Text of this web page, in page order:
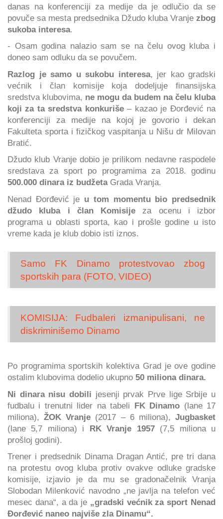
danas na konferenciji za medije da je odlučio da se
povuče sa mesta predsednika Džudo kluba Vranje zbog
sukoba interesa.
- Osam godina nalazio sam se na čelu ovog kluba i
doneo sam odluku da se povučem.
Razlog je samo u sukobu interesa, jer kao gradski
većnik i član komisije koja dodeljuje finansijska
sredstva klubovima, ne mogu da budem na čelu kluba
koji za ta sredstva konkuriše– kazao je Đorđević na
konferenciji za medije na kojoj je govorio i dekan
Fakulteta sporta i fizičkog vaspitanja u Nišu dr Milovan
Bratić.
Džudo klub Vranje dobio je prilikom nedavne raspodele
sredstava za sport po programima za 2018. godinu
500.000 dinara iz budžetaGrada Vranja.
Nenad Đorđević je u tom momentu bio predsednik
džudo kluba i član Komisije za ocenu i izbor
programa u oblasti sporta, kao i prošle godine u isto
vreme kada je klub dobio isti iznos.
Samo FK Dinamo protestvovao zbog
sportskih para (FOTO, VIDEO)
KOMISIJA: Fudbaleri izmanipulisani, ne
diskriminišemo Dinamo
Po programima sportskih kolektiva Grad je ove godine
ostalim klubovima dodelio ukupno 50 miliona dinara.
Ni dinara nisu dobili jesenji prvak Prve lige Srbije u
fudbalu i trenutni lider na tabeli FK Dinamo (lane 17
miliona),ŽOK Vranje (2017 – 6 miliona),Jugbasket
(lane 5,7 miliona) i RK Vranje 1957(7,5 miliona u
prošloj godini).
Trener i predsednik Dinama Dragan Antić, pre tri dana
na protestu ovog kluba protiv ovakve odluke gradske
komisije, izjavio je da mu se gradonačelnik Vranja
Slobodan Milenković navodno „ne javlja na telefon već
mesec dana“, a da je „gradski većnik za sport Nenad
Đorđević naneo najviše zla Dinamu“.